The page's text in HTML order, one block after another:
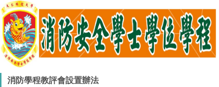
消防學程教評會設置辦法